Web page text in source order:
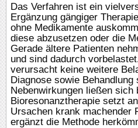
Das Verfahren ist ein
Ergänzung gängiger
ohne Medikamente
diese abzusetzen oder die
Gerade ältere Patienten
und sind dadurch
verursacht keine weitere
Diagnose sowie
Nebenwirkungen ließen sich
Bioresonanztherapie setzt
Ursachen krank machender
ergänzt die Methode